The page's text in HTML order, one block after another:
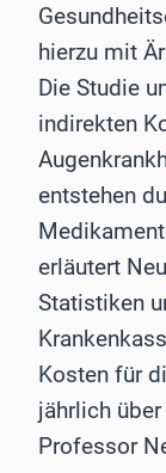
hierzu mit
Die Studie
indirekten
entstehen
erläutert
Statistiken
Kosten für
jährlich
Professor